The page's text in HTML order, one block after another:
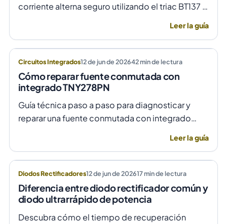
corriente alterna seguro utilizando el triac BT137 y
Leer la guía
Circuitos Integrados12 de jun de 202642min de lectura
Cómo reparar fuente conmutada con
integrado TNY278PN
Guía técnica paso a paso para diagnosticar y
reparar una fuente conmutada con integrado
Leer la guía
Diodos Rectificadores12 de jun de 202617min de lectura
Diferencia entre diodo rectificador común y
diodo ultrarrápido de potencia
Descubra cómo el tiempo de recuperación